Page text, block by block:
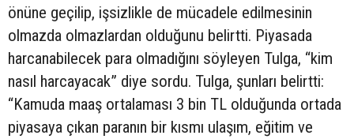
önüne geçilip, işsizlikle de mücadele edilmesinin
olmazda olmazlardan olduğunu belirtti. Piyasada
harcanabilecek para olmadığını söyleyen Tulga, “kim
nasıl harcayacak” diye sordu. Tulga, şunları belirtti:
“Kamuda maaş ortalaması 3 bin TL olduğunda ortada
piyasaya çıkan paranın bir kısmı ulaşım, eğitim ve